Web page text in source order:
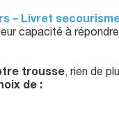
– Livret
capacité à
trousse, rien de
de :